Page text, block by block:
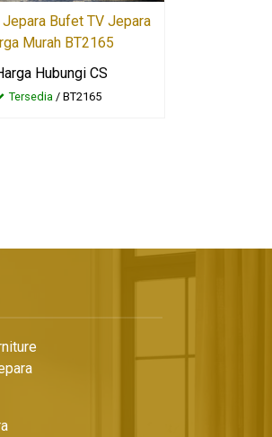
Jepara Bufet TV Jepara
Murah BT2165
Hubungi CS
Tersedia / BT2165